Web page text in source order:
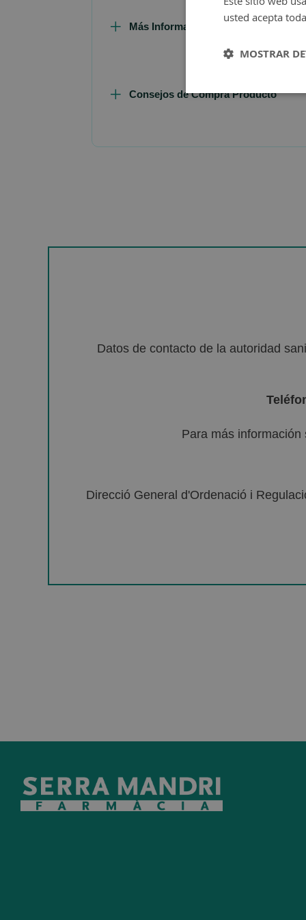
Más Información
Consejos de Compra Producto
Datos de contacto de la autoridad
Para más
Direcció General d'Ordenació i
usted acepta
MOSTRAR